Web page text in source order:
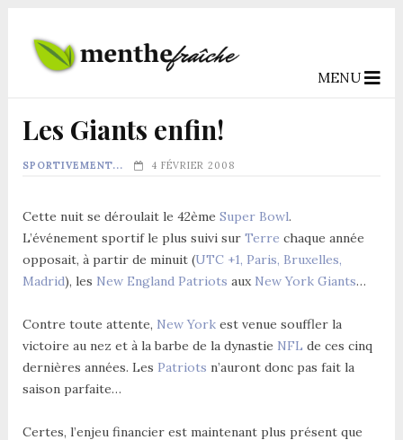
MENU
Les Giants enfin!
SPORTIVEMENT... 4 FÉVRIER 2008
Cette nuit se déroulait le 42ème Super Bowl.
L’événement sportif le plus suivi sur Terre chaque année
opposait, à partir de minuit (UTC +1, Paris, Bruxelles,
Madrid), les New England Patriots aux New York Giants…
Contre toute attente, New Yorkest venue souffler la
victoire au nez et à la barbe de la dynastie NFL de ces cinq
dernières années. Les Patriots n’auront donc pas fait la
saison parfaite…
Certes, l’enjeu financier est maintenant plus présent que